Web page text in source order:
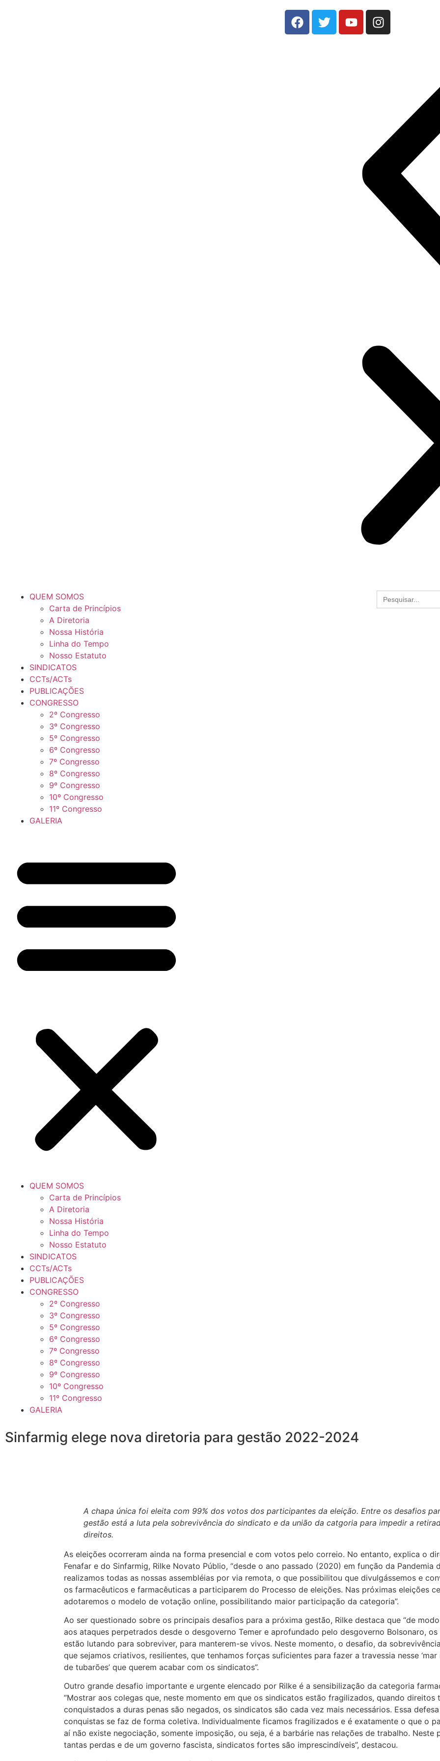
QUEM SOMOS
Carta de Princípios
A Diretoria
Nossa História
Linha do Tempo
Nosso Estatuto
SINDICATOS
CCTs/ACTs
PUBLICAÇÕES
CONGRESSO
2º Congresso
3º Congresso
5º Congresso
6º Congresso
7º Congresso
8º Congresso
9º Congresso
10º Congresso
11º Congresso
GALERIA
QUEM SOMOS
Carta de Princípios
A Diretoria
Nossa História
Linha do Tempo
Nosso Estatuto
SINDICATOS
CCTs/ACTs
PUBLICAÇÕES
CONGRESSO
2º Congresso
3º Congresso
5º Congresso
6º Congresso
7º Congresso
8º Congresso
9º Congresso
10º Congresso
11º Congresso
GALERIA
Search
for:
Sinfarmig elege nova diretoria para gestão 2022-2024
A chapa única foi eleita com 99% dos votos dos participantes da eleição. Entre os desafios
gestão está a luta pela sobrevivência do sindicato e da união da catgoria para impedir a
direitos.
As eleições ocorreram ainda na forma presencial e com votos pelo correio. No entanto, explica o
Fenafar e do Sinfarmig, Rilke Novato Públio, “desde o ano passado (2020) em função da Pandemia
realizamos todas as nossas assembléias por via remota, o que possibilitou que divulgássemos e
os farmacêuticos e farmacêuticas a participarem do Processo de eleições. Nas próximas eleições
adotaremos o modelo de votação online, possibilitando maior participação da categoria”.
Ao ser questionado sobre os principais desafios para a próxima gestão, Rilke destaca que “de
aos ataques perpetrados desde o desgoverno Temer e aprofundado pelo desgoverno Bolsonaro,
estão lutando para sobreviver, para manterem-se vivos. Neste momento, o desafio, da
que sejamos criativos, resilientes, que tenhamos forças suficientes para fazer a travessia nesse
de tubarões’ que querem acabar com os sindicatos”.
Outro grande desafio importante e urgente elencado por Rilke é a sensibilização da categoria
“Mostrar aos colegas que, neste momento em que os sindicatos estão fragilizados, quando direitos
conquistados a duras penas são negados, os sindicatos são cada vez mais necessários. Essa
conquistas se faz de forma coletiva. Individualmente ficamos fragilizados e é exatamente o que o
aí não existe negociação, somente imposição, ou seja, é a barbárie nas relações de trabalho. Neste
tantas perdas e de um governo fascista, sindicatos fortes são imprescindíveis”, destacou.